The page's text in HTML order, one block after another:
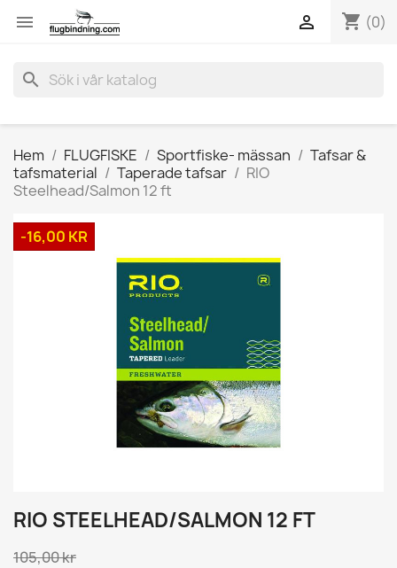
 shopping_cart (0)

search
Hem FLUGFISKE Sportfiske- mässan
Tafsar &
tafsmaterial
Taperade tafsar
RIO
Steelhead/Salmon 12 ft
-16,00 KR
RIO STEELHEAD/SALMON 12 FT
105,00 kr